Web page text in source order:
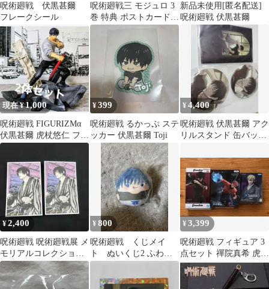
呪術廻戦 伏黒甚爾
フレークシール
呪術廻戦三 モジュロ 3
巻 特典 ポストカード
2枚セット
新品未使用[匿名配送]
呪術廻戦 伏黒甚爾
現在 ¥1,000
呪術廻戦 FIGURIZMα
伏黒甚爾 虎杖悠仁 フィ
ギュア セット
¥399
呪術廻戦 るかっぷ ステ
ッカー 伏黒甚爾 Toji
¥4,400
呪術廻戦 伏黒甚爾 アク
リルスタンド 缶バッジ
¥2,400
呪術廻戦 呪術廻戦展 メ
モリアルコレクション
伏黒甚爾 禪院直哉
¥800
呪術廻戦 くじメイ
ト ぬいくじ2 ふわコ
ロリン 伏黒甚爾
¥3,399
呪術廻戦 フィギュア 3
点セット 禪院真希 虎杖
悠仁 伏黒甚爾